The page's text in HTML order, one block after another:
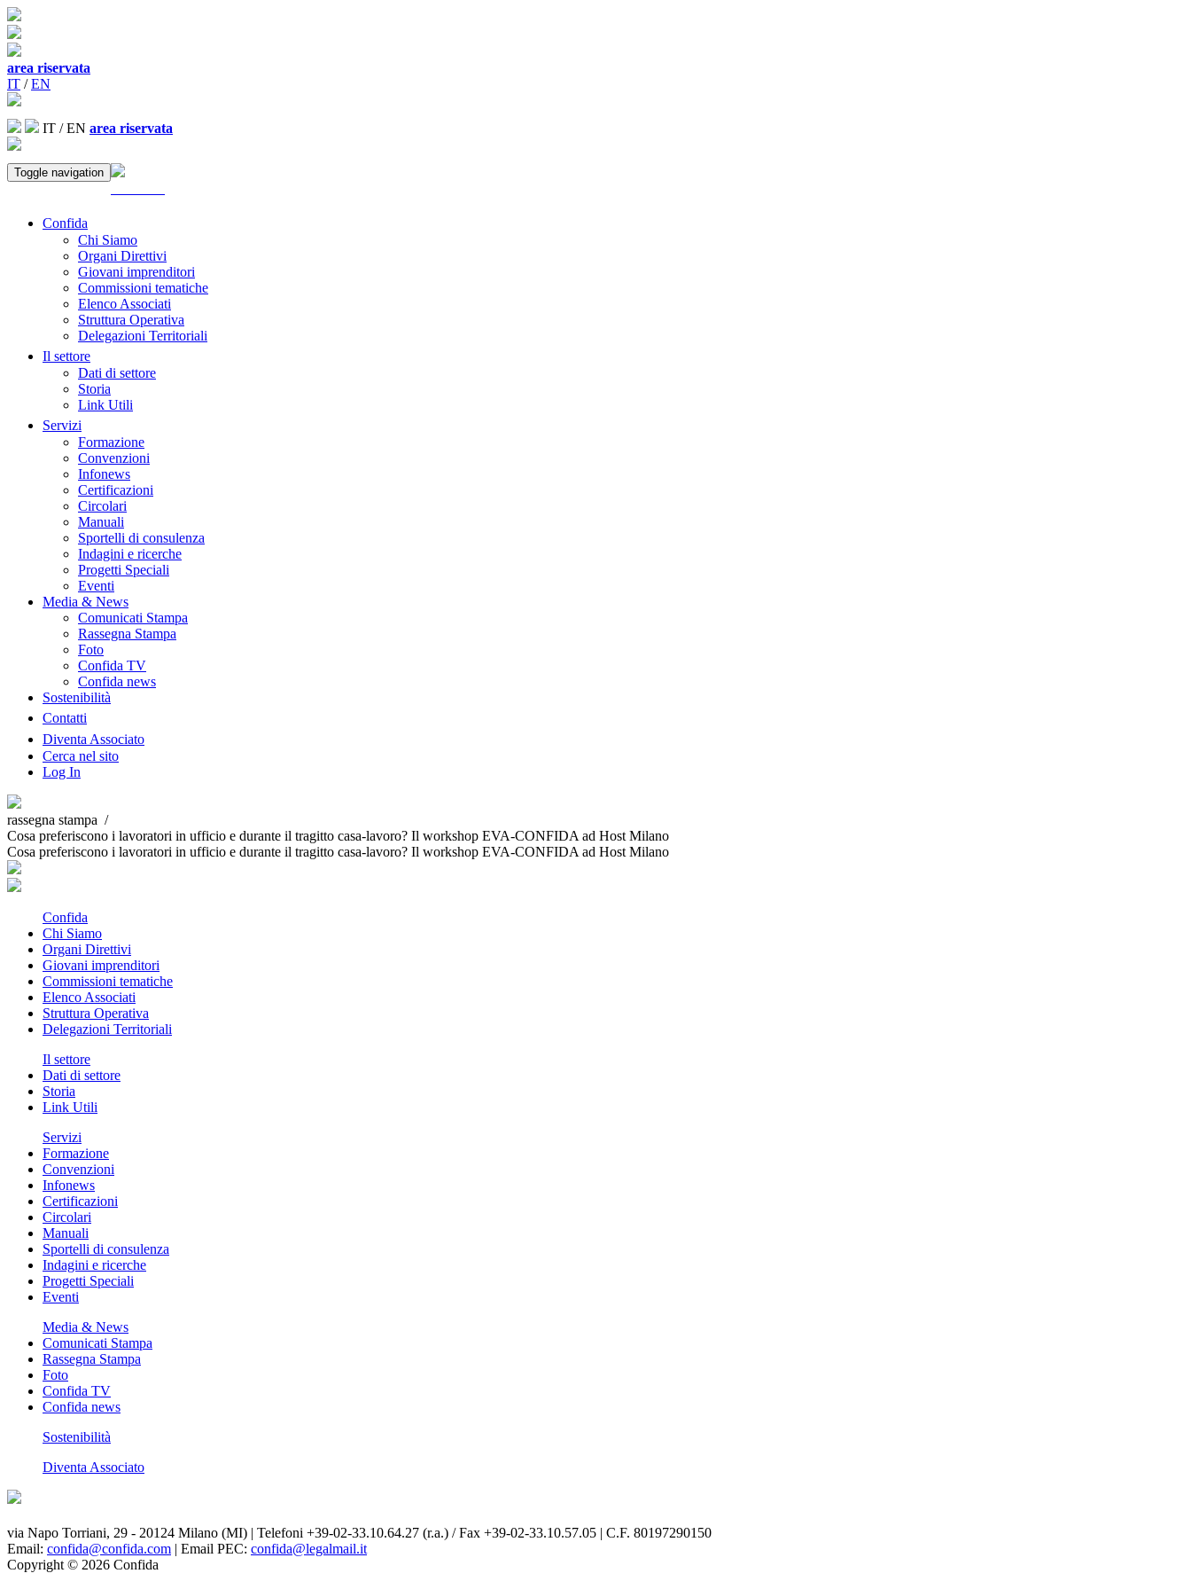
area riservata
IT /EN
IT /EN area riservata
Toggle navigation
Confida
Chi Siamo
Organi Direttivi
Giovani imprenditori
Commissioni tematiche
Elenco Associati
Struttura Operativa
Delegazioni Territoriali
Il settore
Dati di settore
Storia
Link Utili
Servizi
Formazione
Convenzioni
Infonews
Certificazioni
Circolari
Manuali
Sportelli di consulenza
Indagini e ricerche
Progetti Speciali
Eventi
Media & News
Comunicati Stampa
Rassegna Stampa
Foto
Confida TV
Confida news
Sostenibilità
Contatti
Diventa Associato
Cerca nel sito
Log In
rassegna stampa /
Cosa preferiscono i lavoratori in ufficio e durante il tragitto casa-lavoro? Il workshop EVA-CONFIDA ad Host Milano
Cosa preferiscono i lavoratori in ufficio e durante il tragitto casa-lavoro? Il workshop EVA-CONFIDA ad Host Milano
Confida
Chi Siamo
Organi Direttivi
Giovani imprenditori
Commissioni tematiche
Elenco Associati
Struttura Operativa
Delegazioni Territoriali
Il settore
Dati di settore
Storia
Link Utili
Servizi
Formazione
Convenzioni
Infonews
Certificazioni
Circolari
Manuali
Sportelli di consulenza
Indagini e ricerche
Progetti Speciali
Eventi
Media & News
Comunicati Stampa
Rassegna Stampa
Foto
Confida TV
Confida news
Sostenibilità
Diventa Associato
via Napo Torriani, 29 - 20124 Milano (MI) | Telefoni +39-02-33.10.64.27 (r.a.) / Fax +39-02-33.10.57.05 | C.F. 80197290150
Email: confida@confida.com | Email PEC: confida@legalmail.it
Copyright © 2026 Confida